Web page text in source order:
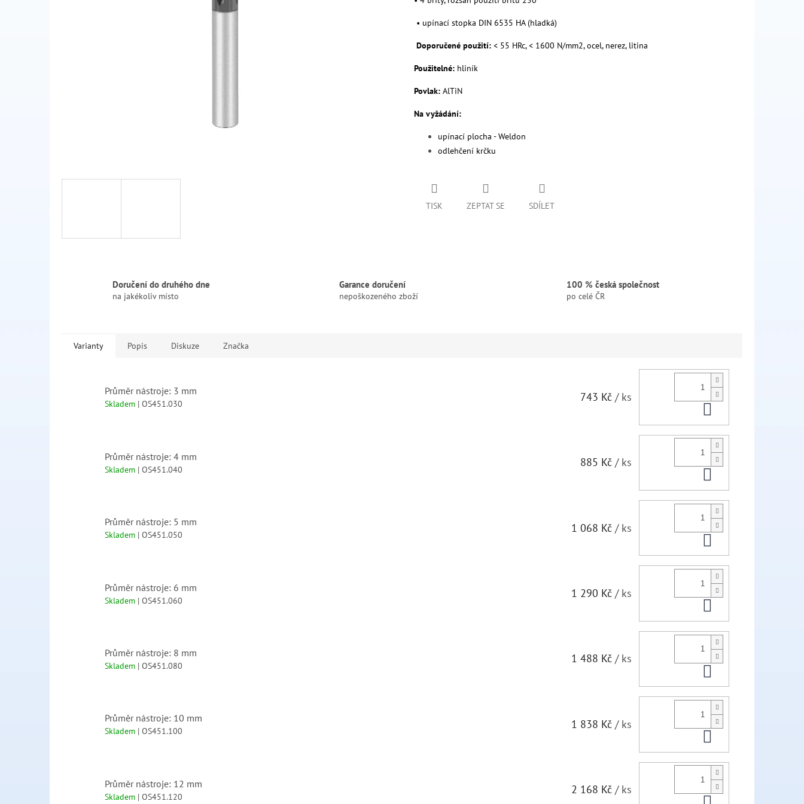
• upínací stopka DIN 6535 HA (hladká)
Doporučené použití: < 55 HRc, < 1600 N/mm2, ocel, nerez, litina
Použitelné: hliník
Povlak: AlTiN
Na vyžádání:
upínací plocha - Weldon
odlehčení krčku
TISK ZEPTAT SE SDÍLET
Doručení do druhého dne
na jakékoliv místo
Garance doručení
nepoškozeného zboží
100 % česká společnost
po celé ČR
Varianty Popis Diskuze Značka
Průměr nástroje: 3 mm
Skladem | OS451.030
743 Kč / ks
Průměr nástroje: 4 mm
Skladem | OS451.040
885 Kč / ks
Průměr nástroje: 5 mm
Skladem | OS451.050
1 068 Kč / ks
Průměr nástroje: 6 mm
Skladem | OS451.060
1 290 Kč / ks
Průměr nástroje: 8 mm
Skladem | OS451.080
1 488 Kč / ks
Průměr nástroje: 10 mm
Skladem | OS451.100
1 838 Kč / ks
Průměr nástroje: 12 mm
Skladem | OS451.120
2 168 Kč / ks